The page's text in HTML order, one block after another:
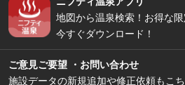
地図から温泉検索！お得な限
今すぐダウンロード！
ご意見ご要望 ・お問い合わせ
施設データの新規追加や修正依頼もこ